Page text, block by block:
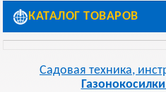
КАТАЛОГ ТОВАРОВ
Садовая техника,